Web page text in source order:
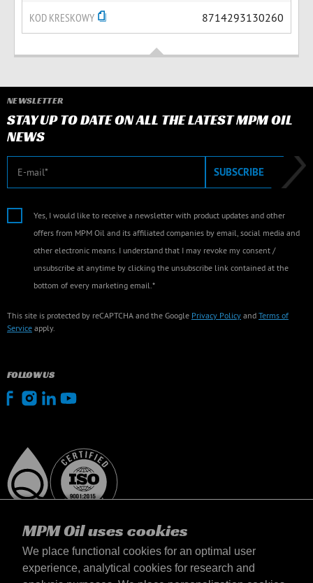
MPM Oil uses cookies
We place functional cookies for an optimal user
experience, analytical cookies for research and
KOD KRESKOWY 8714293130260
NEWSLETTER
STAY UP TO DATE ON ALL THE LATEST MPM OIL
NEWS
E-mail SUBSCRIBE
Yes, I would like to receive a newsletter with product updates and other
offers from MPM Oil and its affiliated companies by email, social media and
other electronic means. I understand that I may revoke my consent /
unsubscribe at anytime by clicking the unsubscribe link contained at the
bottom of every marketing email.*
This site is protected by reCAPTCHA and the Google Privacy Policy and Terms of
Service apply.
FOLLOW US